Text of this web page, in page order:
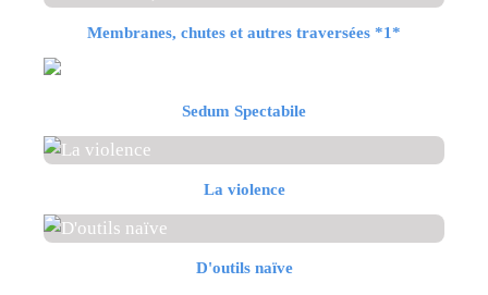
Membranes, chutes et autres traversées *1*
Sedum Spectabile
La violence
D'outils naïve